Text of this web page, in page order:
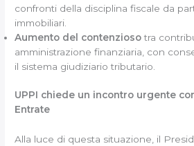
confronti della disciplina fiscale da
immobiliari.
Aumento del contenziosotra
amministrazione finanziaria, con
il sistema giudiziario tributario.
UPPI chiede un incontro urgente
Entrate
Alla luce di questa situazione, il